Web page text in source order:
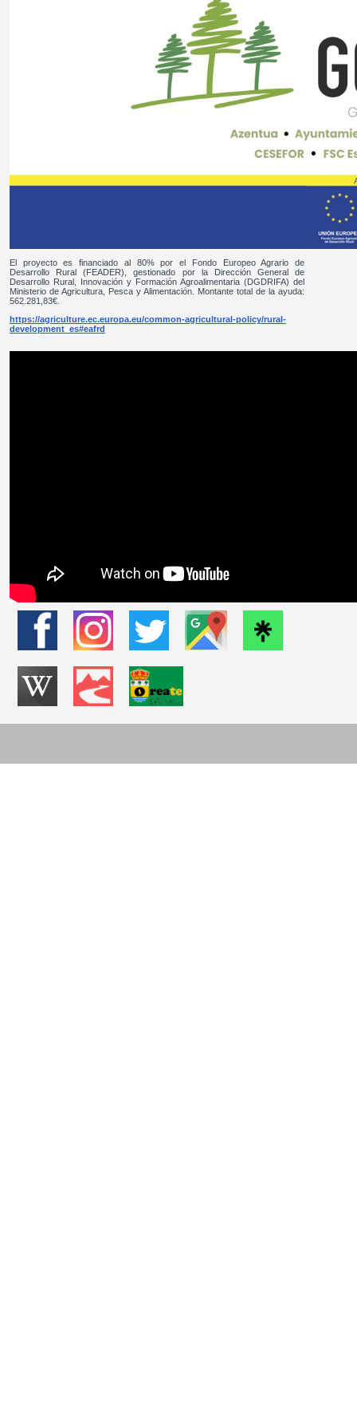
El proyecto es financiado al 80% por el Fondo Europeo Agrario de
Desarrollo Rural (FEADER), gestionado por la Dirección General de
Desarrollo Rural, Innovación y Formación Agroalimentaria (DGDRIFA) del
Ministerio de Agricultura, Pesca y Alimentación. Montante total de la ayuda:
562.281,83€.
https://agriculture.ec.europa.eu/common-agricultural-policy/rural-
development_es#eafrd